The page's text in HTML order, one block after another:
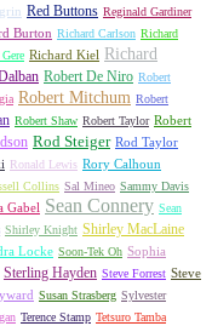
Red Buttons Reginald Gardiner
Burton Richard Carlson Richard
Richard Kiel Richard
Robert De Niro Robert
Robert Mitchum Robert
Robert Shaw Robert Taylor Robert
Rod Steiger Rod Taylor
Ronald Lewis Rory Calhoun
Collins Sal Mineo Sammy Davis
Gabel Sean Connery Sean
Shirley Knight Shirley MacLaine
Locke Soon-Tek Oh Sophia
Sterling Hayden Steve Forrest Steve
Susan Strasberg Sylvester
Terence Stamp Tetsuro Tamba